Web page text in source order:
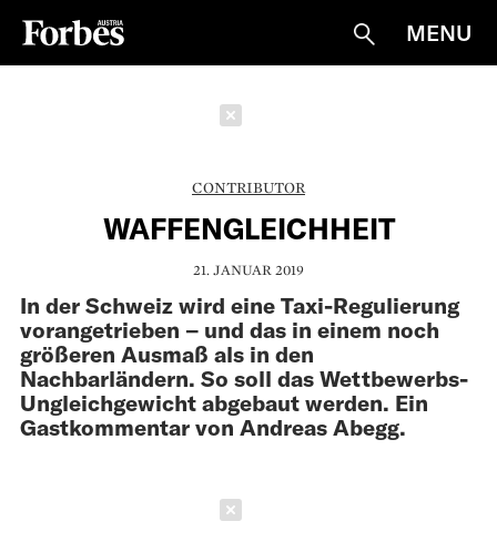
Suche
MENU
CONTRIBUTOR
WAFFEN­GLEICHHEIT
21. JANUAR 2019
In der Schweiz wird eine Taxi-Regulierung
vorangetrieben – und das in einem noch
größeren Ausmaß als in den
Nachbarländern. So soll das Wettbewerbs-
Ungleichgewicht abgebaut werden. Ein
Gastkommentar von Andreas Abegg.